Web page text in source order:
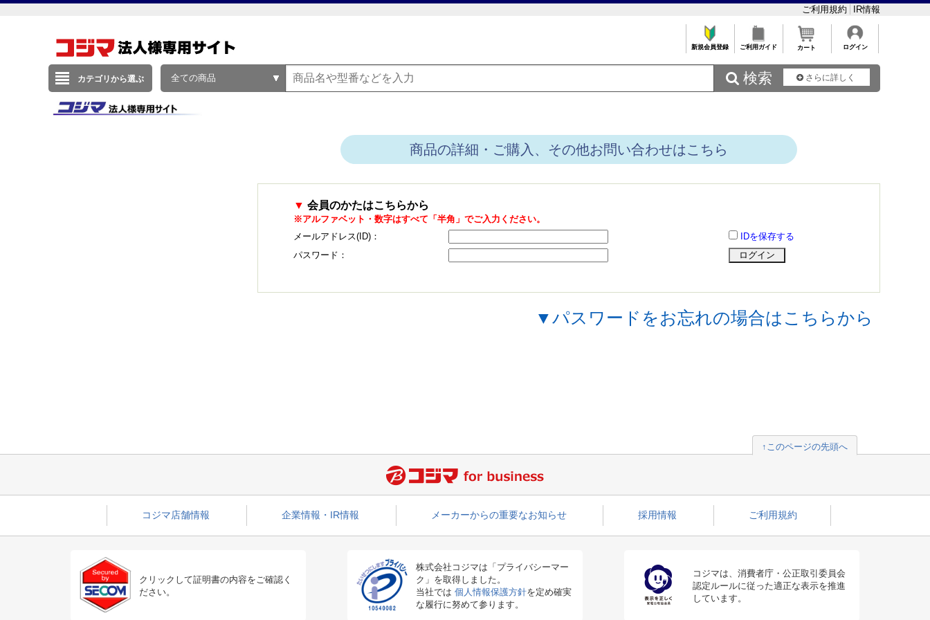
ご利用規約 IR情報
新規会員登録 ご利用ガイド カート ログイン
カテゴリから選ぶ 全ての商品  検索 さらに詳しく
商品の詳細・ご購入、その他お問い合わせはこちら
▼ 会員のかたはこちらから
※アルファベット・数字はすべて「半角」でご入力ください。
メールアドレス(ID)：
IDを保存する
パスワード：
▼パスワードをお忘れの場合はこちらから
↑このページの先頭へ
コジマ店舗情報 企業情報・IR情報 メーカーからの重要なお知らせ 採用情報 ご利用規約
クリックして証明書の内容をご確認く
ださい。
株式会社コジマは「プライバシーマー
ク」を取得しました。
当社では 個人情報保護方針を定め確実
な履行に努めて参ります。
コジマは、消費者庁・公正取引委員会
認定ルールに従った適正な表示を推進
しています。